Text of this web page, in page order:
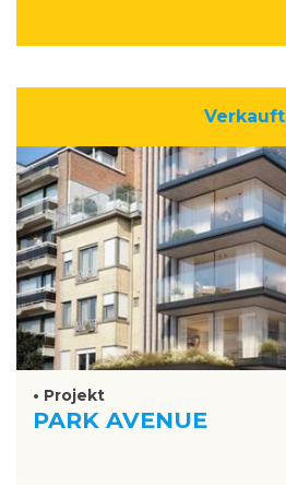
Verkauft
• Projekt
PARK AVENUE